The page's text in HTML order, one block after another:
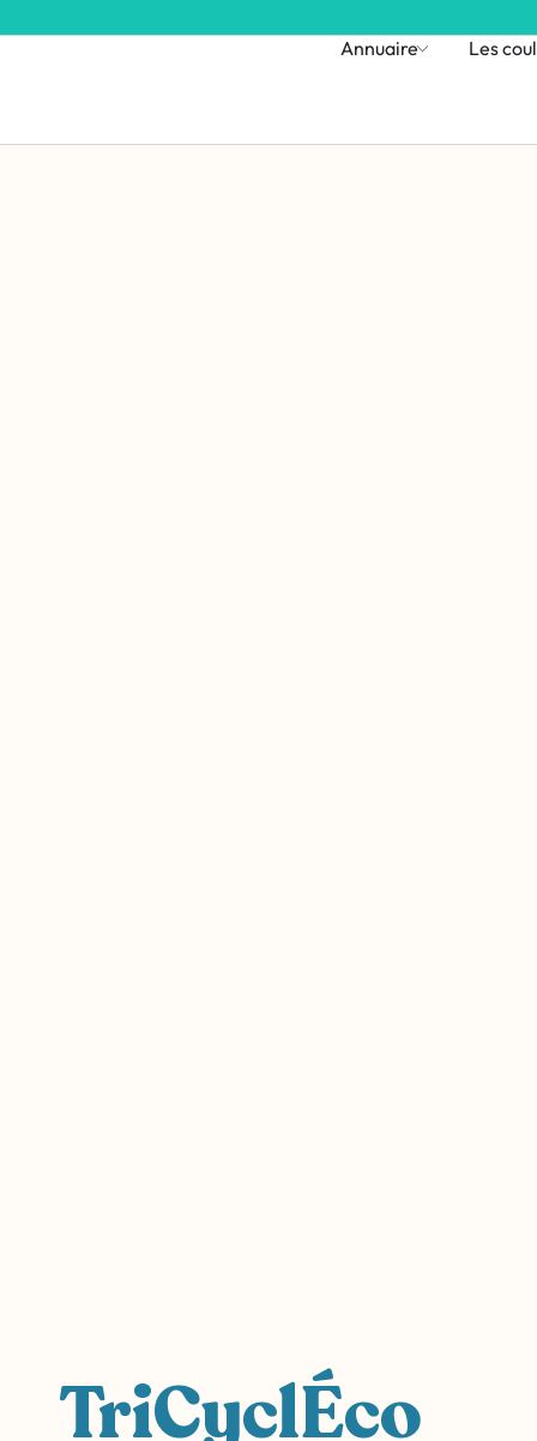
Annuaire Les
TriCyclÉco